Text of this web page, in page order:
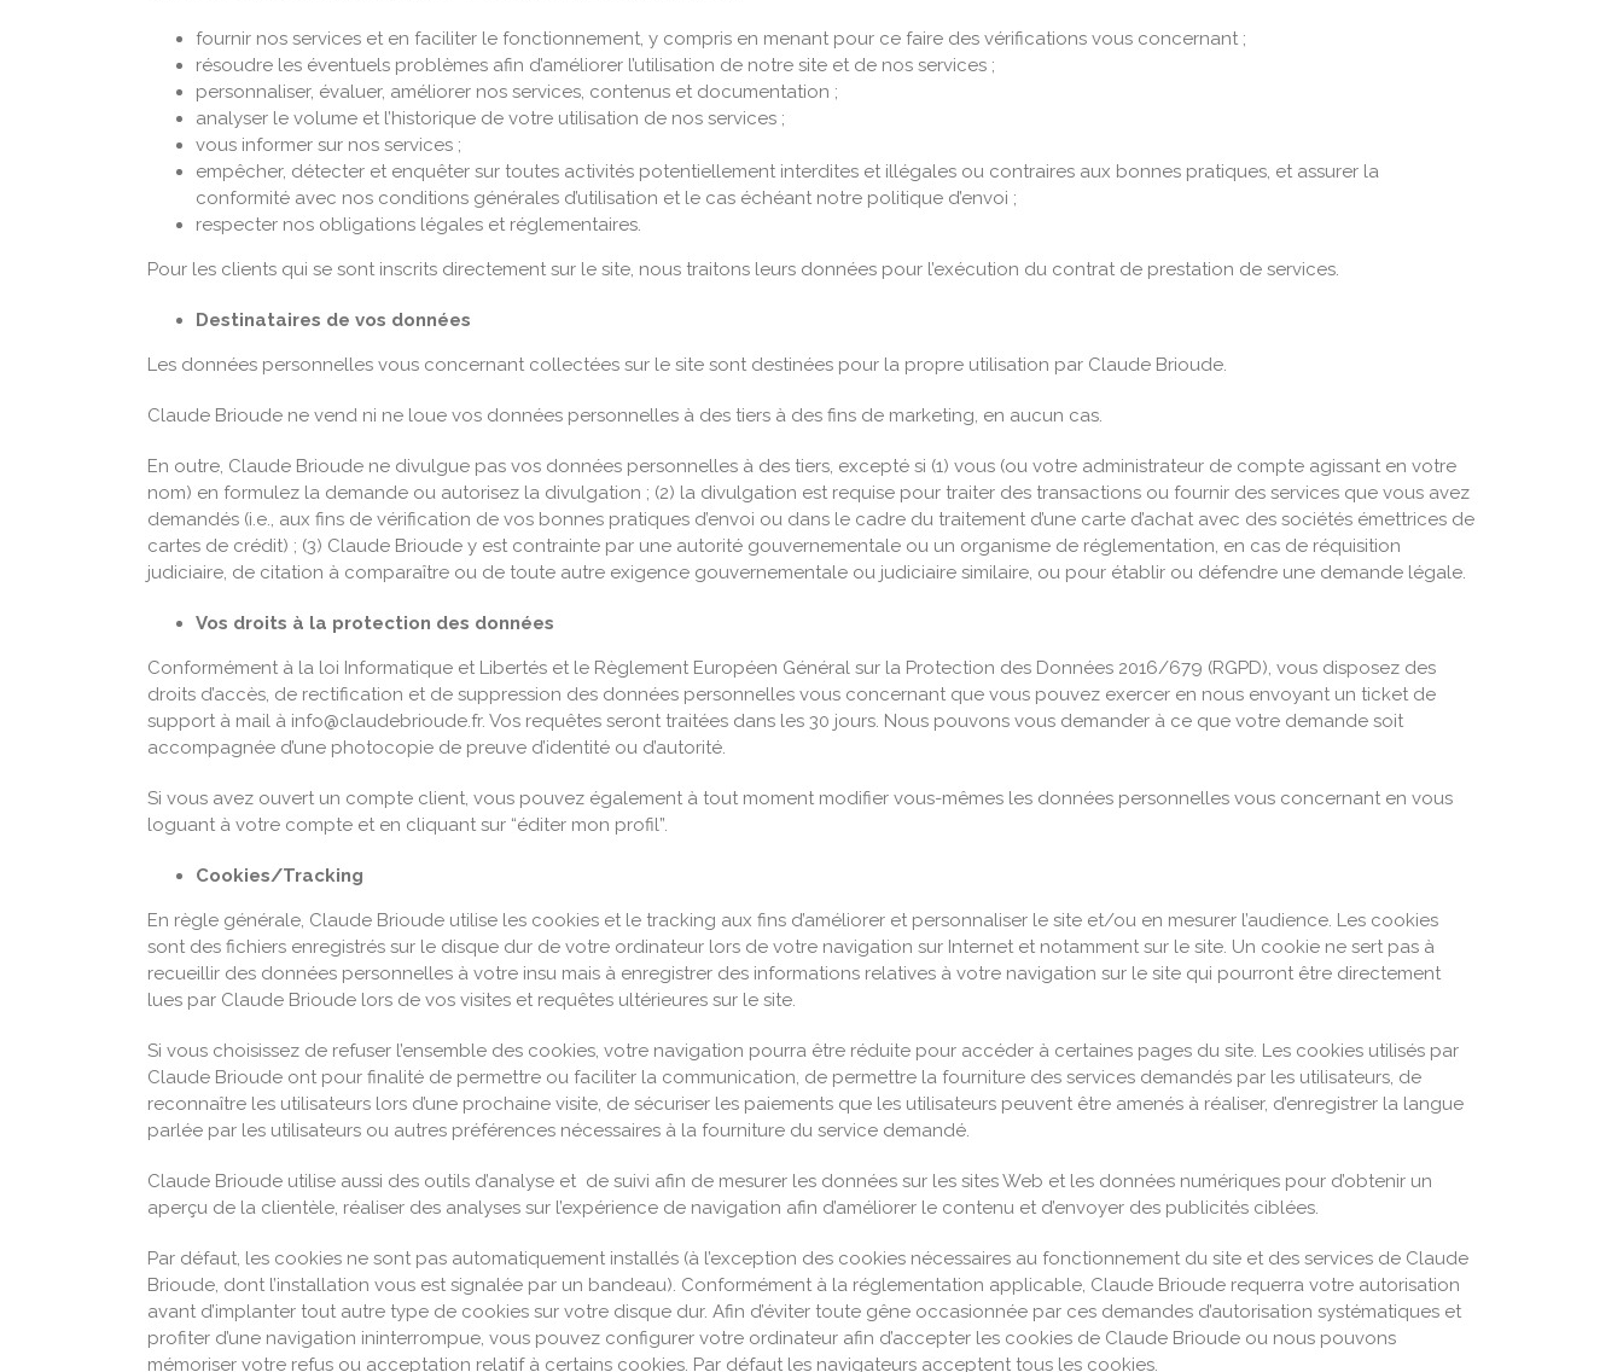
fournir nos services et en faciliter le fonctionnement, y compris en menant pour ce faire des vérifications vous concernant ;
résoudre les éventuels problèmes afin d’améliorer l’utilisation de notre site et de nos services ;
personnaliser, évaluer, améliorer nos services, contenus et documentation ;
analyser le volume et l’historique de votre utilisation de nos services ;
vous informer sur nos services ;
empêcher, détecter et enquêter sur toutes activités potentiellement interdites et illégales ou contraires aux bonnes pratiques, et assurer la
conformité avec nos conditions générales d’utilisation et le cas échéant notre politique d’envoi ;
respecter nos obligations légales et réglementaires.
Pour les clients qui se sont inscrits directement sur le site, nous traitons leurs données pour l’exécution du contrat de prestation de services.
Destinataires de vos données
Les données personnelles vous concernant collectées sur le site sont destinées pour la propre utilisation par Claude Brioude.
Claude Brioude ne vend ni ne loue vos données personnelles à des tiers à des fins de marketing, en aucun cas.
En outre, Claude Brioude ne divulgue pas vos données personnelles à des tiers, excepté si (1) vous (ou votre administrateur de compte agissant en votre
nom) en formulez la demande ou autorisez la divulgation ; (2) la divulgation est requise pour traiter des transactions ou fournir des services que vous avez
demandés (i.e., aux fins de vérification de vos bonnes pratiques d’envoi ou dans le cadre du traitement d’une carte d’achat avec des sociétés émettrices de
cartes de crédit) ; (3) Claude Brioude y est contrainte par une autorité gouvernementale ou un organisme de réglementation, en cas de réquisition
judiciaire, de citation à comparaître ou de toute autre exigence gouvernementale ou judiciaire similaire, ou pour établir ou défendre une demande légale.
Vos droits à la protection des données
Conformément à la loi Informatique et Libertés et le Règlement Européen Général sur la Protection des Données 2016/679 (RGPD), vous disposez des
droits d’accès, de rectification et de suppression des données personnelles vous concernant que vous pouvez exercer en nous envoyant un ticket de
support à mail à info@claudebrioude.fr. Vos requêtes seront traitées dans les 30 jours. Nous pouvons vous demander à ce que votre demande soit
accompagnée d’une photocopie de preuve d’identité ou d’autorité.
Si vous avez ouvert un compte client, vous pouvez également à tout moment modifier vous-mêmes les données personnelles vous concernant en vous
loguant à votre compte et en cliquant sur “éditer mon profil”.
Cookies/Tracking
En règle générale, Claude Brioude utilise les cookies et le tracking aux fins d’améliorer et personnaliser le site et/ou en mesurer l’audience. Les cookies
sont des fichiers enregistrés sur le disque dur de votre ordinateur lors de votre navigation sur Internet et notamment sur le site. Un cookie ne sert pas à
recueillir des données personnelles à votre insu mais à enregistrer des informations relatives à votre navigation sur le site qui pourront être directement
lues par Claude Brioude lors de vos visites et requêtes ultérieures sur le site.
Si vous choisissez de refuser l’ensemble des cookies, votre navigation pourra être réduite pour accéder à certaines pages du site. Les cookies utilisés par
Claude Brioude ont pour finalité de permettre ou faciliter la communication, de permettre la fourniture des services demandés par les utilisateurs, de
reconnaître les utilisateurs lors d’une prochaine visite, de sécuriser les paiements que les utilisateurs peuvent être amenés à réaliser, d’enregistrer la langue
parlée par les utilisateurs ou autres préférences nécessaires à la fourniture du service demandé.
Claude Brioude utilise aussi des outils d’analyse et de suivi afin de mesurer les données sur les sites Web et les données numériques pour d’obtenir un
aperçu de la clientèle, réaliser des analyses sur l’expérience de navigation afin d’améliorer le contenu et d’envoyer des publicités ciblées.
Par défaut, les cookies ne sont pas automatiquement installés (à l’exception des cookies nécessaires au fonctionnement du site et des services de Claude
Brioude, dont l’installation vous est signalée par un bandeau). Conformément à la réglementation applicable, Claude Brioude requerra votre autorisation
avant d’implanter tout autre type de cookies sur votre disque dur. Afin d’éviter toute gêne occasionnée par ces demandes d’autorisation systématiques et
profiter d’une navigation ininterrompue, vous pouvez configurer votre ordinateur afin d’accepter les cookies de Claude Brioude ou nous pouvons
mémoriser votre refus ou acceptation relatif à certains cookies. Par défaut les navigateurs acceptent tous les cookies.